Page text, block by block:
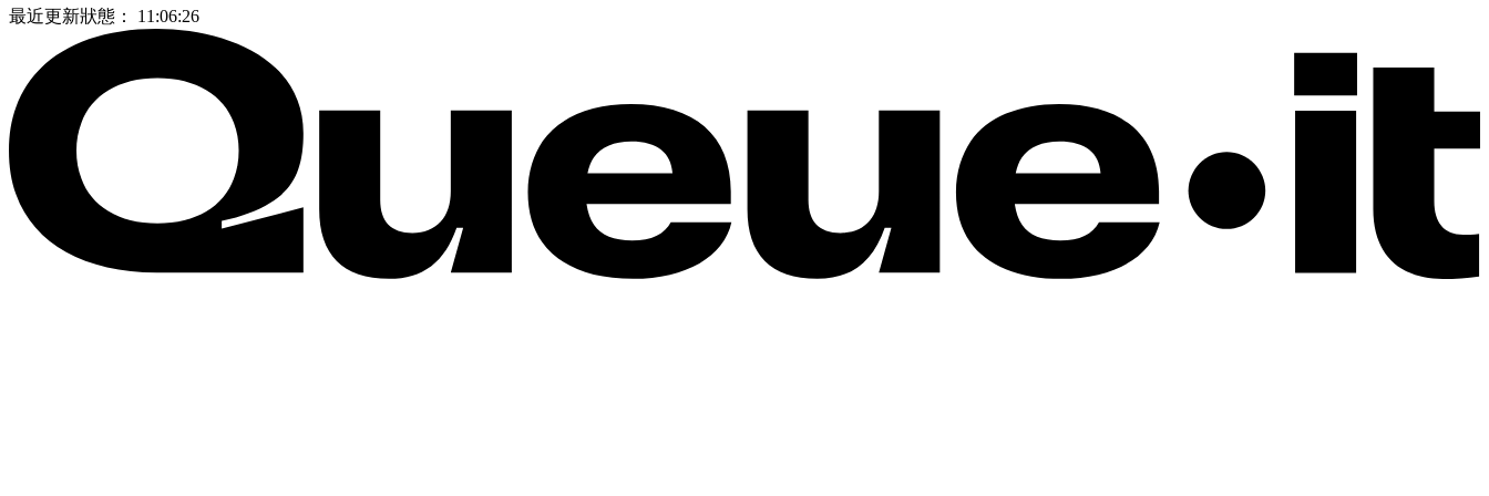
最近更新狀態： 11:06:26